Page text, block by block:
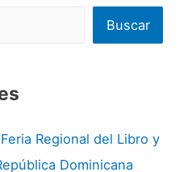
Buscar
Regional del Libro y
Dominicana